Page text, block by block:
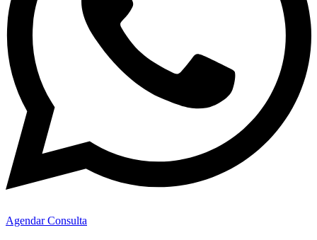
Agendar Consulta